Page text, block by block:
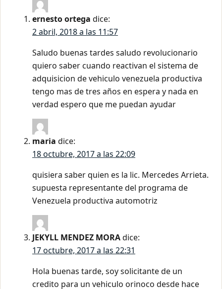
ernesto ortega dice:
2 abril, 2018 a las 11:57
Saludo buenas tardes saludo revolucionario
quiero saber cuando reactivan el sistema de
adquisicion de vehiculo venezuela productiva
tengo mas de tres años en espera y nada en
verdad espero que me puedan ayudar
maria dice:
18 octubre, 2017 a las 22:09
quisiera saber quien es la lic. Mercedes Arrieta.
supuesta representante del programa de
Venezuela productiva automotriz
JEKYLL MENDEZ MORAdice:
17 octubre, 2017 a las 22:31
Hola buenas tarde, soy solicitante de un
credito para un vehiculo orinoco desde hace